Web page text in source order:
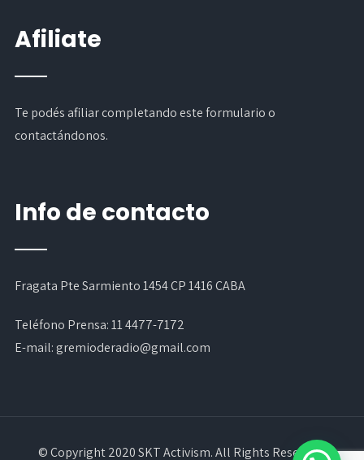
Afiliate
Te podés afiliar completandoeste formularioo
contactándonos.
Info de contacto
Fragata Pte Sarmiento 1454 CP 1416 CABA
Teléfono Prensa:11 4477-7172
E-mail:gremioderadio@gmail.com
© Copyright 2020 SKT Activism. All Rights Reserved.